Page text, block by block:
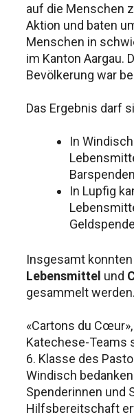
auf die Menschen
Aktion und baten
Menschen in
im Kanton Aargau.
Bevölkerung war
Das Ergebnis darf
In
In Lupfig
Insgesamt
Lebensmittel und
gesammelt werden.
«Cartons du
Katechese-Teams
6. Klasse des
Windisch
Spenderinnen und
Hilfsbereitschaft